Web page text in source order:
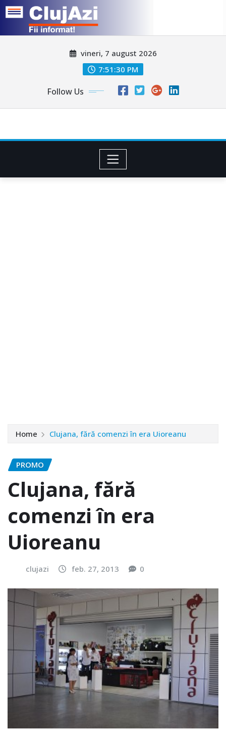
vineri, 7 august 2026
7:51:32 PM
Follow Us
Home Clujana, fără comenzi în era Uioreanu
PROMO
Clujana, fără
comenzi în era
Uioreanu
clujazi feb. 27, 2013 0